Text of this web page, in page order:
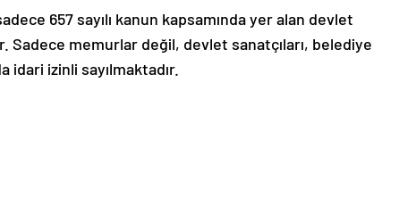
657 sayılı kanun kapsamında yer alan devlet
Sadece memurlar değil, devlet sanatçıları, belediye
idari izinli sayılmaktadır.